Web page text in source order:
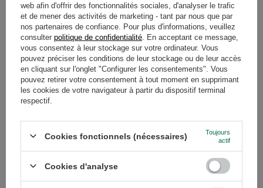
FiloLilo – Cerises lyophilisées
entières dénoyautées 20 g
(420,00 € / kg)
NOUVEAUTÉ
FiloLilo – Cerises lyophilisées
entières dénoyautées 100 g
(139,00 € / kg)
web afin d'offrir des fonctionnalités sociales, d'analyser le trafic
et de mener des activités de marketing - tant par nous que par
nos partenaires de confiance. Pour plus d'informations, veuillez
consulter politique de confidentialité . En acceptant ce message,
vous consentez à leur stockage sur votre ordinateur. Vous
pouvez préciser les conditions de leur stockage ou de leur accès
en cliquant sur l'onglet "Configurer les consentements". Vous
pouvez retirer votre consentement à tout moment en supprimant
les cookies de votre navigateur à partir du dispositif terminal
respectif.
Cookies fonctionnels (nécessaires)
Toujours
actif
Cookies d'analyse